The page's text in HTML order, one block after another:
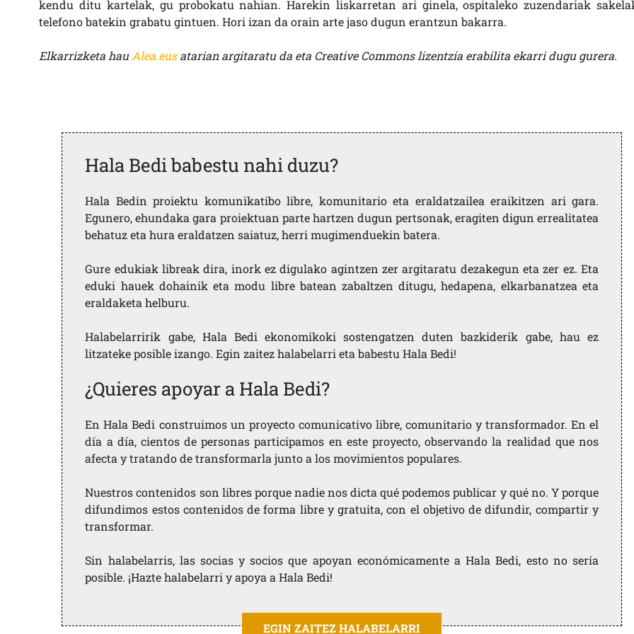
kendu ditu kartelak, gu probokatu nahian. Harekin liskarretan ari ginela, ospitaleko zuzendariak
telefono batekin grabatu gintuen. Hori izan da orain arte jaso dugun erantzun bakarra.
Elkarrizketa hauAlea.eusatarian argitaratu da eta Creative Commons lizentzia erabilita ekarri dugu gurera.
Hala Bedi babestu nahi duzu?
Hala Bedin proiektu komunikatibo libre, komunitario eta eraldatzailea eraikitzen ari gara.
Egunero, ehundaka gara proiektuan parte hartzen dugun pertsonak, eragiten digun errealitatea
behatuz eta hura eraldatzen saiatuz, herri mugimenduekin batera.
Gure edukiak libreak dira, inork ez digulako agintzen zer argitaratu dezakegun eta zer ez. Eta
eduki hauek dohainik eta modu libre batean zabaltzen ditugu, hedapena, elkarbanatzea eta
eraldaketa helburu.
Halabelarririk gabe, Hala Bedi ekonomikoki sostengatzen duten bazkiderik gabe, hau ez
litzateke posible izango. Egin zaitez halabelarri eta babestu Hala Bedi!
¿Quieres apoyar a Hala Bedi?
En Hala Bedi construimos un proyecto comunicativo libre, comunitario y transformador. En el
día a día, cientos de personas participamos en este proyecto, observando la realidad que nos
afecta y tratando de transformarla junto a los movimientos populares.
Nuestros contenidos son libres porque nadie nos dicta qué podemos publicar y qué no. Y porque
difundimos estos contenidos de forma libre y gratuita, con el objetivo de difundir, compartir y
transformar.
Sin halabelarris, las socias y socios que apoyan económicamente a Hala Bedi, esto no sería
posible. ¡Hazte halabelarri y apoya a Hala Bedi!
EGIN ZAITEZ HALABELARRI